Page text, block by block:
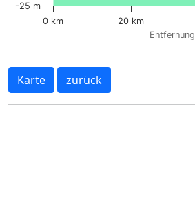
Entfernung
0 km 20 km
-25 m
Karte zurück